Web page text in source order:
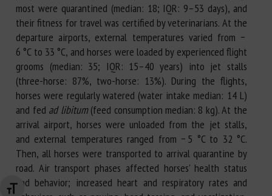
Changer la taille de la police
most were quarantined (median: 18; IQR: 9–53 days), and
their fitness for travel was certified by veterinarians. At the
departure airports, external temperatures varied from −
6 °C to 33 °C, and horses were loaded by experienced flight
grooms (median: 35; IQR: 15–40 years) into jet stalls
(three-horse: 87%, two-horse: 13%). During the flights,
horses were regularly watered (water intake median: 14 L)
and fed ad libitum(feed consumption median: 8 kg). At the
arrival airport, horses were unloaded from the jet stalls,
and external temperatures ranged from − 5 °C to 32 °C.
Then, all horses were transported to arrival quarantine by
road. Air transport phases affected horses’ health status
and behavior; increased heart and respiratory rates and